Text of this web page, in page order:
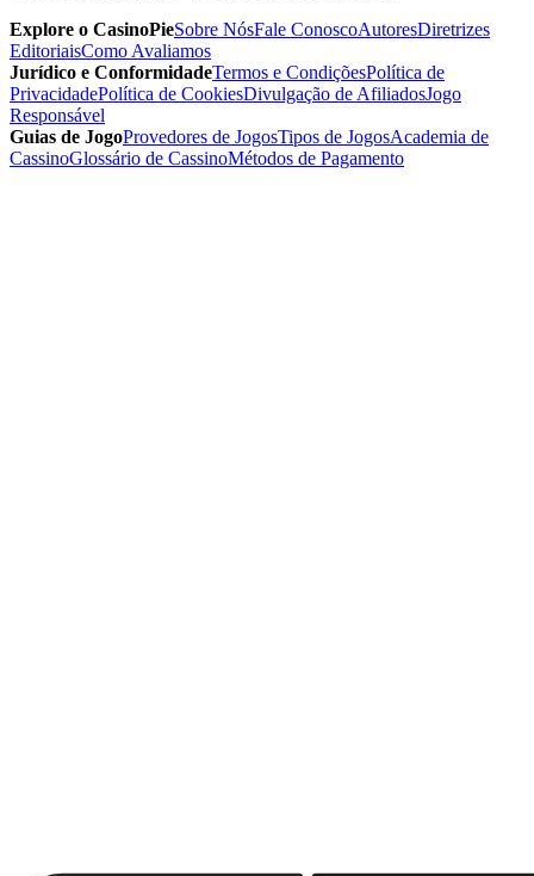
Explore o CasinoPieSobre NósFale ConoscoAutoresDiretrizes
EditoriaisComo Avaliamos
Jurídico e ConformidadeTermos e CondiçõesPolítica de
PrivacidadePolítica de CookiesDivulgação de AfiliadosJogo
Responsável
Guias de JogoProvedores de JogosTipos de JogosAcademia de
CassinoGlossário de CassinoMétodos de Pagamento